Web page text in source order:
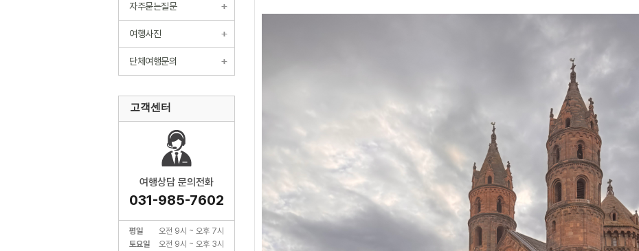
자주묻는질문
여행사진
단체여행문의
고객센터
여행상담 문의전화
031-985-7602
평일
오전 9시 ~ 오후 7시
토요일
오전 9시 ~ 오후 3시